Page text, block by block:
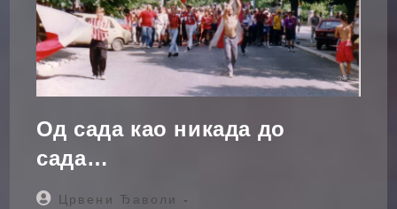
Од сада као никада до
сада…
PostЦрвени Ђаволи